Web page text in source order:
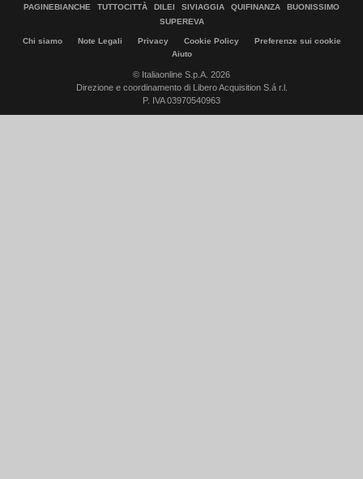
PAGINEBIANCHE
TUTTOCITTÀ DILEI SIVIAGGIA QUIFINANZA
BUONISSIMO
SUPEREVA
Chi siamo Note Legali Privacy Cookie Policy
Preferenze sui cookie
Aiuto
© Italiaonline S.p.A. 2026
Direzione e coordinamento di Libero Acquisition S.á r.l.
P. IVA 03970540963